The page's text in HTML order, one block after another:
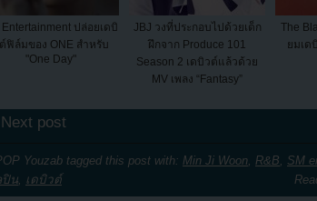
Entertainment ปล่อยเดบิ
ฟิล์มของ ONE สำหรับ
"One Day"
JBJ วงที่ประกอบไปด้วยเด็ก
ฝึกจาก Produce 101
Season 2 เดบิวต์แล้วด้วย
MV เพลง “Fantasy”
The
ยมเด
post
Youzab tagged this post with: Min Ji Woon, R&B, SM
ปิน, เดบิวต์